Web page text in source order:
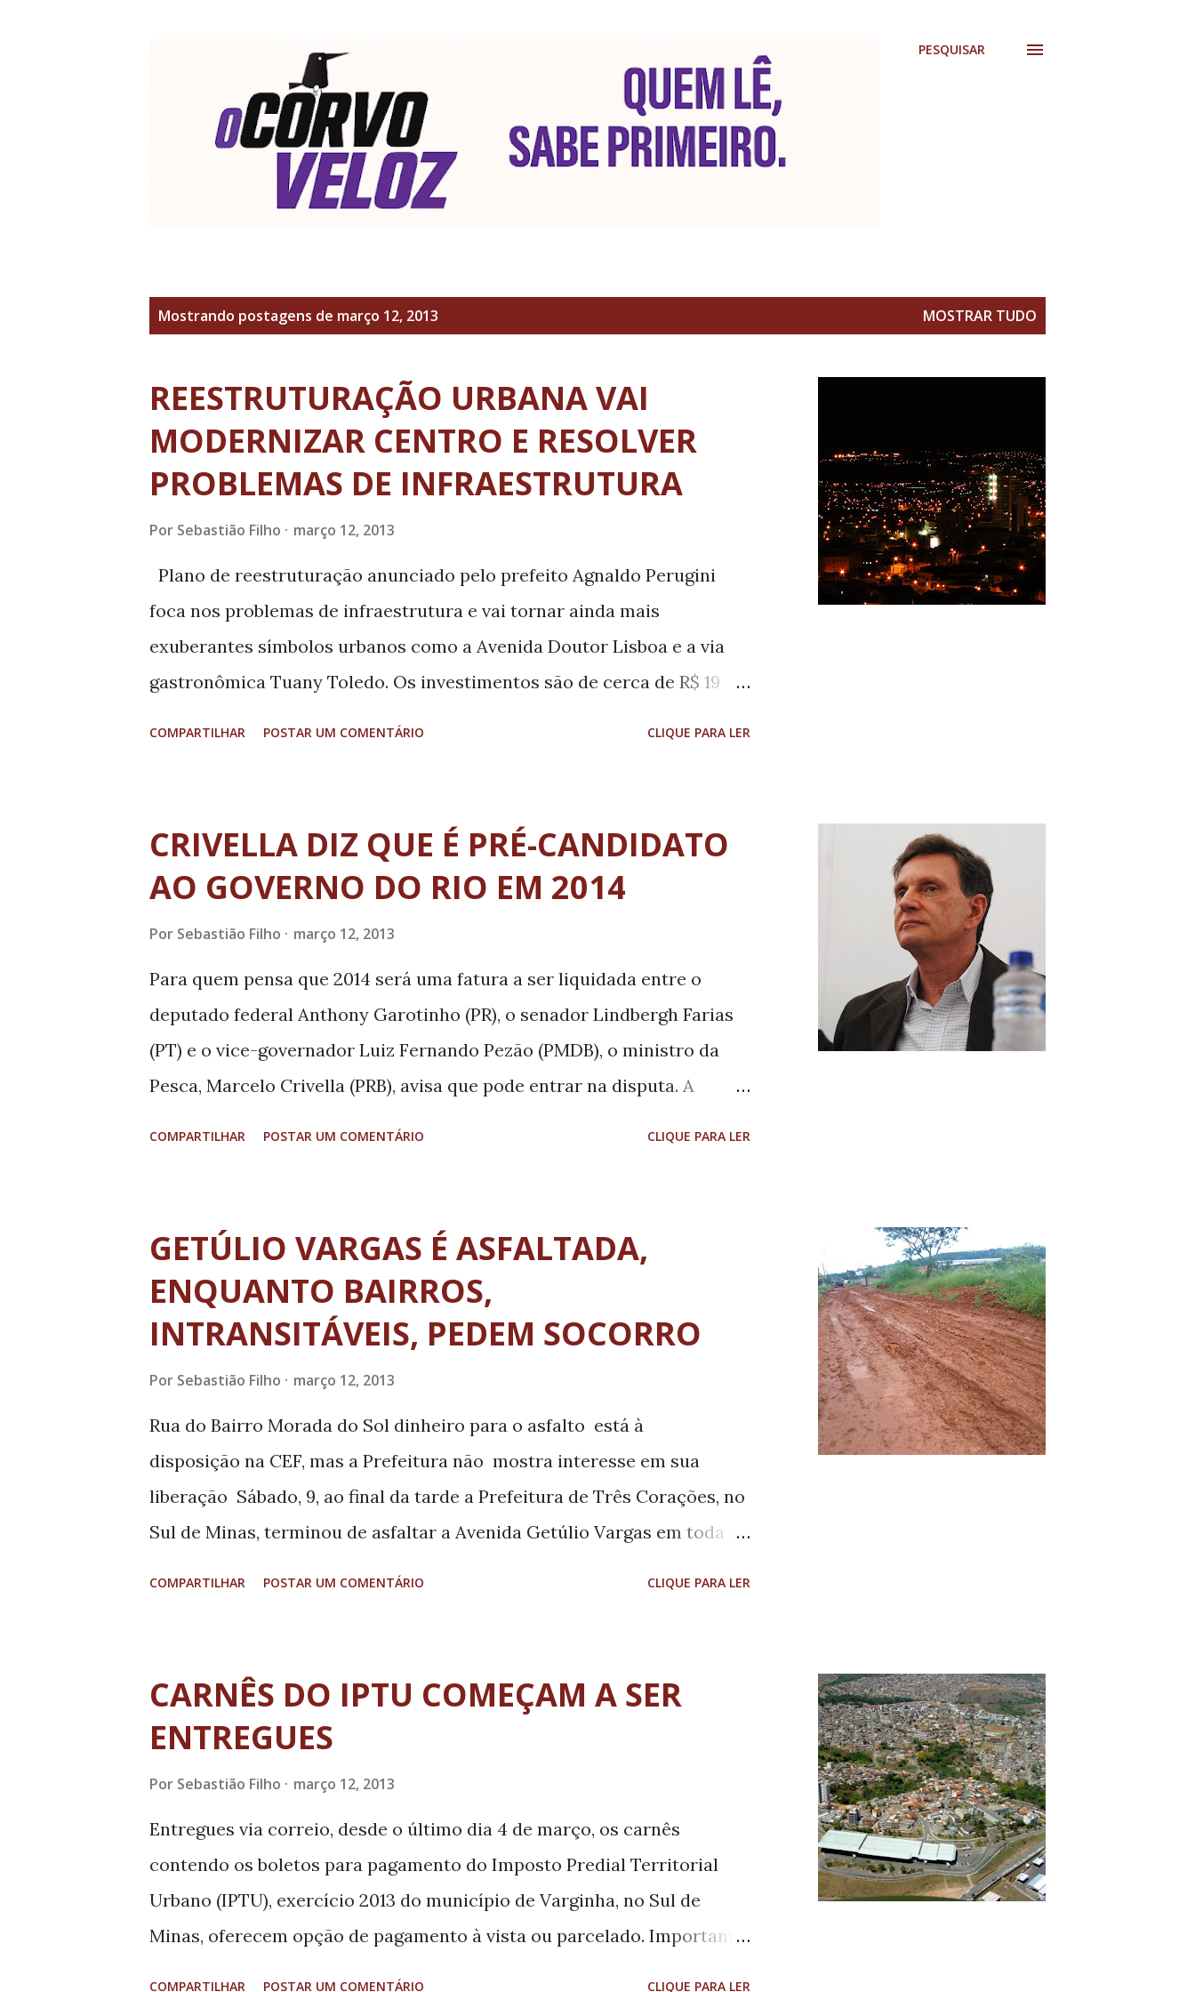
PESQUISAR
Mostrando postagens de março 12, 2013 MOSTRAR TUDO
REESTRUTURAÇÃO URBANA VAI
MODERNIZAR CENTRO E RESOLVER
PROBLEMAS DE INFRAESTRUTURA
Por Sebastião Filho março 12, 2013
Plano de reestruturação anunciado pelo prefeito Agnaldo Perugini
foca nos problemas de infraestrutura e vai tornar ainda mais
exuberantes símbolos urbanos como a Avenida Doutor Lisboa e a via
gastronômica Tuany Toledo. Os investimentos são de cerca de R$ 19
caótico. O movimento é o retrato acabado da efervescência social,
econômica e cultural sem precedentes que envolve Pouso Alegre.
Destino de investimentos bilionários, a cidade vive a interseção entre a
vida bucólica do interior e o dinamismo do mundo das finanças e do
consumo. É possível passar por essa transformação econômica
arrasadora sem perder qualidade de vida? E ainda, como tirar proveito
do crescimento para ampliar o bem-estar social da população? Um
amplo projeto de urbanismo gestado por cinco secretaria...
COMPARTILHAR POSTAR UM COMENTÁRIO CLIQUE PARA LER
CRIVELLA DIZ QUE É PRÉ-CANDIDATO
AO GOVERNO DO RIO EM 2014
Por Sebastião Filho março 12, 2013
Para quem pensa que 2014 será uma fatura a ser liquidada entre o
deputado federal Anthony Garotinho (PR), o senador Lindbergh Farias
(PT) e o vice-governador Luiz Fernando Pezão (PMDB), o ministro da
Pesca, Marcelo Crivella (PRB), avisa que pode entrar na disputa. A
tomará a decisão final em junho, quando o PRB fará sua convenção. "Se
for convocado pelo PRB, estou pronto. Mas, antes, converso com a
presidenta Dilma", promete, leal até ao tratamento feminino preferido
pela presidente. Derrotado em 2004 na disputa pela Prefeitura do Rio,
em 2006 ao tentar o governo do estado, e, novamente, em 2008, noutra
gabinete, ao redor de uma mesa recheada de livros sobre atuns, tilápias
e dourados, diz que agora quer se de...
COMPARTILHAR POSTAR UM COMENTÁRIO CLIQUE PARA LER
GETÚLIO VARGAS É ASFALTADA,
ENQUANTO BAIRROS,
INTRANSITÁVEIS, PEDEM SOCORRO
Por Sebastião Filho março 12, 2013
Rua do Bairro Morada do Sol dinheiro para o asfalto está à
disposição na CEF, mas a Prefeitura não mostra interesse em sua
liberação Sábado, 9, ao final da tarde a Prefeitura de Três Corações, no
Sul de Minas, terminou de asfaltar a Avenida Getúlio Vargas em toda a
cada vez mais se afundam em barro, como o Bairro Morada do Sol (foto)
com dinheiro já liberado para o asfalto e que por inércia da atual
administração não consegue tirar a verba da Caixa Econômica Federal.
da Folha do Sul
COMPARTILHAR POSTAR UM COMENTÁRIO CLIQUE PARA LER
CARNÊS DO IPTU COMEÇAM A SER
ENTREGUES
Por Sebastião Filho março 12, 2013
Entregues via correio, desde o último dia 4 de março, os carnês
contendo os boletos para pagamento do Imposto Predial Territorial
Urbano (IPTU), exercício 2013 do município de Varginha, no Sul de
Minas, oferecem opção de pagamento à vista ou parcelado. Importante
COMPARTILHAR POSTAR UM COMENTÁRIO CLIQUE PARA LER